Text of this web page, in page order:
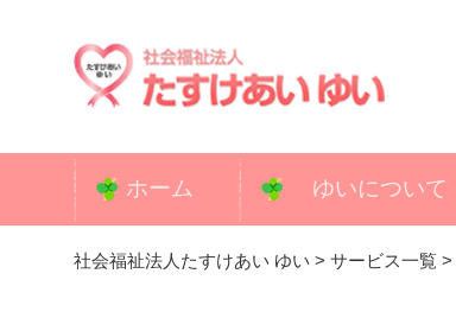
ツ
ホーム ゆいについて
社会福祉法人たすけあい ゆい > サービス一覧 >